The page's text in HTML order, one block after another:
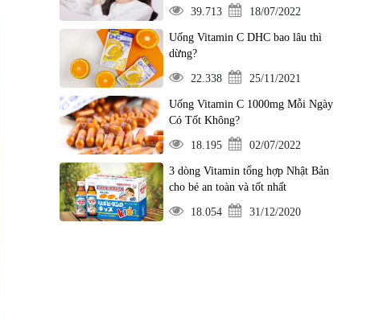
dụng
39.713 18/07/2022
Uống Vitamin C DHC bao lâu thì
dừng?
22.338 25/11/2021
Uống Vitamin C 1000mg Mỗi Ngày
Có Tốt Không?
18.195 02/07/2022
3 dòng Vitamin tổng hợp Nhật Bản
cho bé an toàn và tốt nhất
18.054 31/12/2020